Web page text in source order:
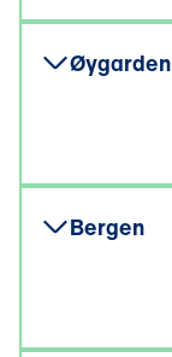
Øygarden
Bergen